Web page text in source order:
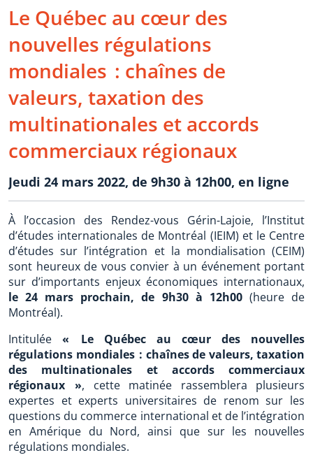
Le Québec au cœur des
nouvelles régulations
mondiales : chaînes de
valeurs, taxation des
multinationales et accords
commerciaux régionaux
Jeudi 24 mars 2022, de 9h30 à 12h00, en ligne
À l’occasion des Rendez-vous Gérin-Lajoie, l’Institut
d’études internationales de Montréal (IEIM) et le Centre
d’études sur l’intégration et la mondialisation (CEIM)
sont heureux de vous convier à un événement portant
sur d’importants enjeux économiques internationaux,
le 24 mars prochain, de 9h30 à 12h00 (heure de
Montréal).
Intitulée « Le Québec au cœur des nouvelles
régulations mondiales : chaînes de valeurs, taxation
des multinationales et accords commerciaux
régionaux », cette matinée rassemblera plusieurs
expertes et experts universitaires de renom sur les
questions du commerce international et de l’intégration
en Amérique du Nord, ainsi que sur les nouvelles
régulations mondiales.